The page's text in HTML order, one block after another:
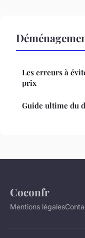
Les erreurs à
prix
Guide ultime du
Coconfr
Mentions légales